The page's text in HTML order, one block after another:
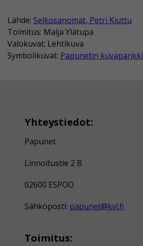
Lähde: Selkosanomat, Petri Kiuttu
Toimitus: Maija Ylätupa
Valokuvat: Lehtikuva
Symbolikuvat: Papunetin kuvapankki
Yhteystiedot:
Papunet
Linnoitustie 2 B
02600 ESPOO
Sähköposti: papunet@kvl.fi
Toimitus: